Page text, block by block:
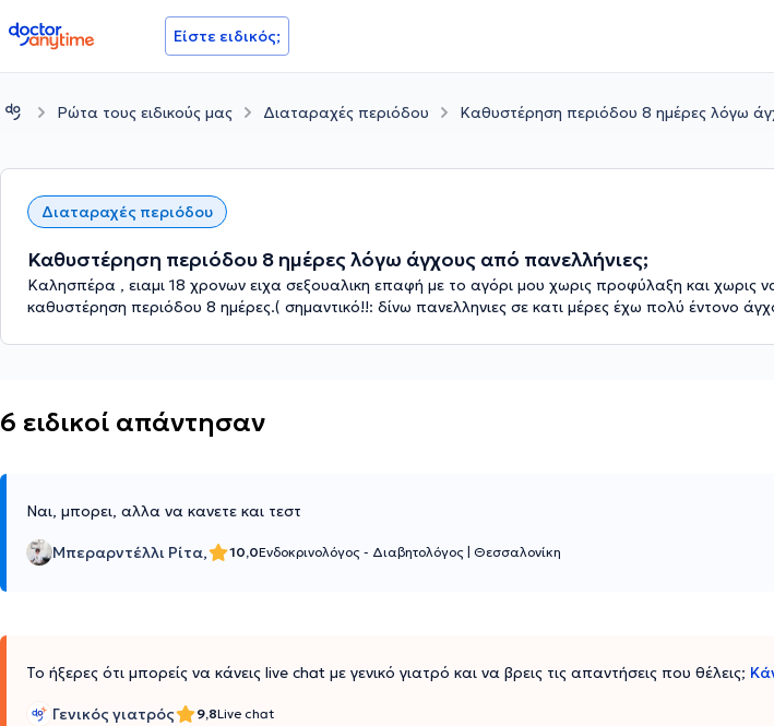
doctoranytime Είστε ειδικός;
Ρώτα τους ειδικούς μας Διαταραχές περιόδου Καθυστέρηση περιόδου 8 ημέρες λόγω
Διαταραχές περιόδου
Καθυστέρηση περιόδου 8 ημέρες λόγω άγχους από πανελλήνιες;
Καλησπέρα , ειαμι 18 χρονων ειχα σεξουαλικη επαφή με το αγόρι μου χωρις προφύλαξη και χωρις
καθυστέρηση περιόδου 8 ημέρες.( σημαντικό!!: δίνω πανελληνιες σε κατι μέρες έχω πολύ έντονο
6 ειδικοί απάντησαν
Ναι, μπορει, αλλα να κανετε και τεστ
Μπεραρντέλλι Ρίτα, 10,0Ενδοκρινολόγος - Διαβητολόγος Θεσσαλονίκη
Το ήξερες ότι μπορείς να κάνεις live chat με γενικό γιατρό και να βρεις τις απαντήσεις που θέλεις;
Γενικός γιατρός 9,8Live chat